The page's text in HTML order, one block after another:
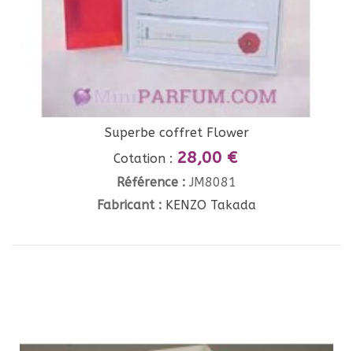
Superbe coffret Flower
Cotation : 28,00 €
Référence : JM8081
Fabricant : KENZO Takada